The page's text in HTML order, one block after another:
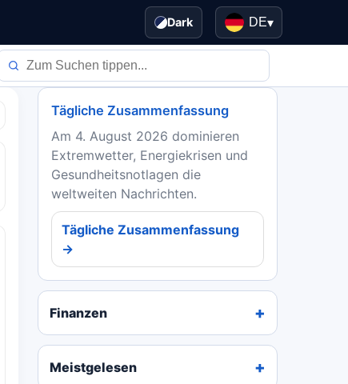
Dark DE▾
Tägliche Zusammenfassung
Am 4. August 2026 dominieren
Extremwetter, Energiekrisen und
Gesundheitsnotlagen die
weltweiten Nachrichten.
Tägliche Zusammenfassung
→
Finanzen
Meistgelesen